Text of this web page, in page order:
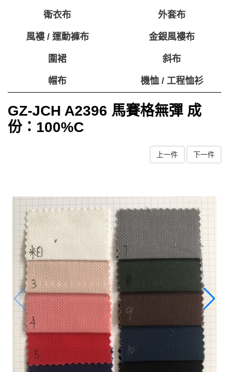
衛衣布 外套布
風褸 / 運動褲布 金銀風褸布
圍裙 斜布
帽布 機恤 / 工程恤衫
GZ-JCH A2396 馬賽格無彈 成
份：100%C
上一件 下一件